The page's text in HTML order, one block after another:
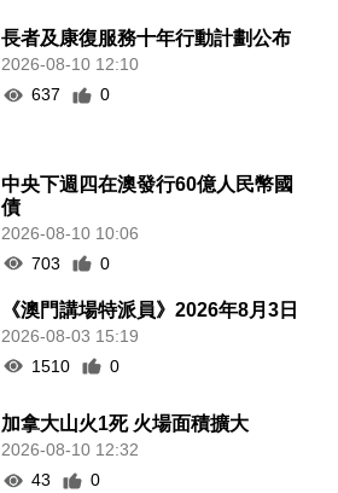
長者及康復服務十年行動計劃公布
2026-08-10 12:10
637
0
中央下週四在澳發行60億人民幣國
債
2026-08-10 10:06
703
0
《澳門講場特派員》2026年8月3日
2026-08-03 15:19
1510
0
加拿大山火1死 火場面積擴大
2026-08-10 12:32
43
0